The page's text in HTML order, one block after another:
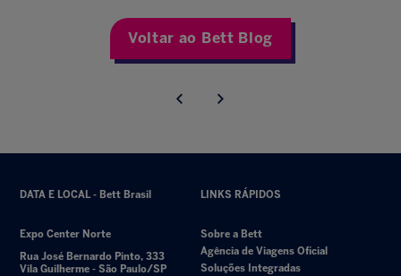
Voltar ao Bett Blog
DATA E LOCAL - Bett Brasil
Expo Center Norte
Rua José Bernardo Pinto, 333
Vila Guilherme - São Paulo/SP
LINKS RÁPIDOS
Sobre a Bett
Agência de Viagens Oficial
Soluções Integradas